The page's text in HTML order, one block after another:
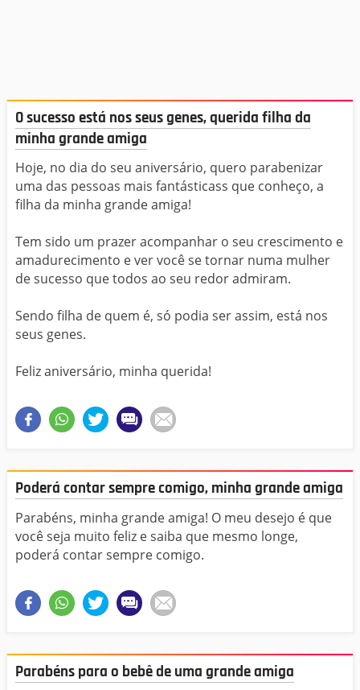
O sucesso está nos seus genes, querida filha da
minha grande amiga
Hoje, no dia do seu aniversário, quero parabenizar
uma das pessoas mais fantásticass que conheço, a
filha da minha grande amiga!
Tem sido um prazer acompanhar o seu crescimento e
amadurecimento e ver você se tornar numa mulher
de sucesso que todos ao seu redor admiram.
Sendo filha de quem é, só podia ser assim, está nos
seus genes.
Feliz aniversário, minha querida!
Poderá contar sempre comigo, minha grande amiga
Parabéns, minha grande amiga! O meu desejo é que
você seja muito feliz e saiba que mesmo longe,
poderá contar sempre comigo.
Parabéns para o bebê de uma grande amiga